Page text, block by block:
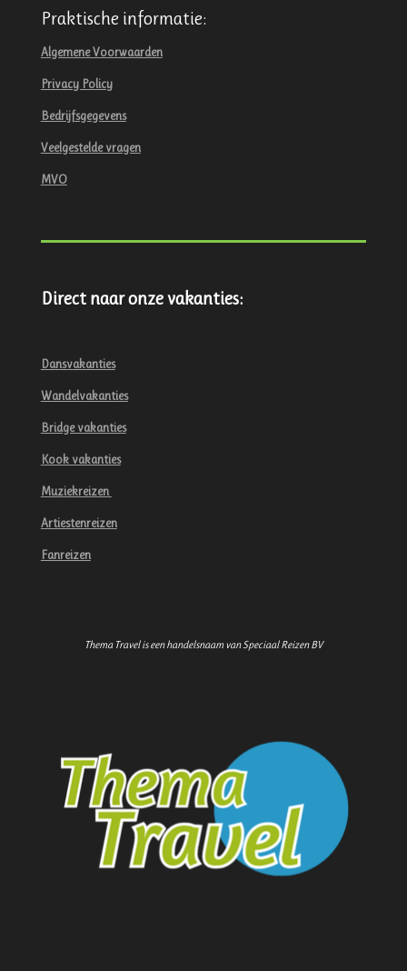
Praktische informatie:
Algemene Voorwaarden
Privacy Policy
Bedrijfsgegevens
Veelgestelde vragen
MVO
Direct naar onze vakanties:
Dansvakanties
Wandelvakanties
Bridge vakanties
Kook vakanties
Muziekreizen
Artiestenreizen
Fanreizen
Thema Travel is een handelsnaam van Speciaal Reizen BV